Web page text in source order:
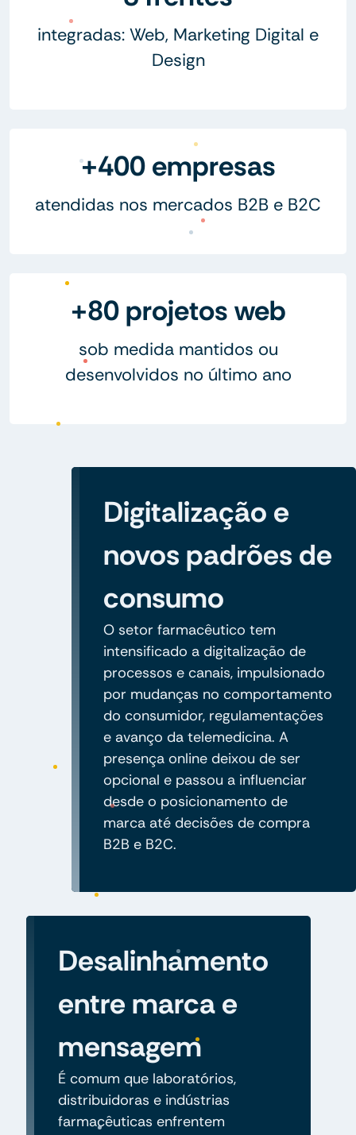
integradas: Web, Marketing Digital e
Design
+400 empresas
atendidas nos mercados B2B e B2C
+80 projetos web
sob medida mantidos ou
desenvolvidos no último ano
Digitalização e
novos padrões de
consumo
O setor farmacêutico tem
intensificado a digitalização de
processos e canais, impulsionado
por mudanças no comportamento
do consumidor, regulamentações
e avanço da telemedicina. A
presença online deixou de ser
opcional e passou a influenciar
desde o posicionamento de
marca até decisões de compra
B2B e B2C.
Desalinhamento
entre marca e
mensagem
É comum que laboratórios,
distribuidoras e indústrias
farmacêuticas enfrentem